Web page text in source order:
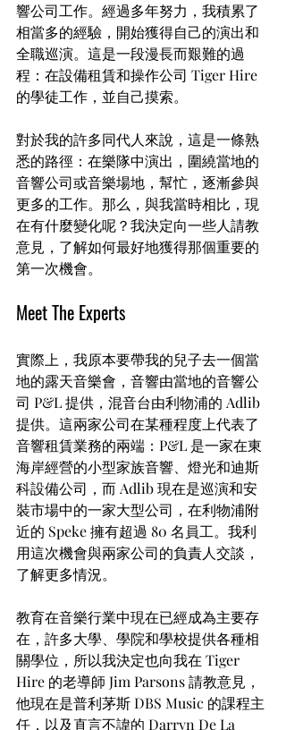
響公司工作。經過多年努力，我積累了
相當多的經驗，開始獲得自己的演出和
全職巡演。這是一段漫長而艱難的過
程：在設備租賃和操作公司 Tiger Hire
的學徒工作，並自己摸索。
對於我的許多同代人來說，這是一條熟
悉的路徑：在樂隊中演出，圍繞當地的
音響公司或音樂場地，幫忙，逐漸參與
更多的工作。那么，與我當時相比，現
在有什麼變化呢？我決定向一些人請教
意見，了解如何最好地獲得那個重要的
第一次機會。
Meet The Experts
實際上，我原本要帶我的兒子去一個當
地的露天音樂會，音響由當地的音響公
司 P&L 提供，混音台由利物浦的 Adlib
提供。這兩家公司在某種程度上代表了
音響租賃業務的兩端：P&L 是一家在東
海岸經營的小型家族音響、燈光和迪斯
科設備公司，而 Adlib 現在是巡演和安
裝市場中的一家大型公司，在利物浦附
近的 Speke 擁有超過 80 名員工。我利
用這次機會與兩家公司的負責人交談，
了解更多情況。
教育在音樂行業中現在已經成為主要存
在，許多大學、學院和學校提供各種相
關學位，所以我決定也向我在 Tiger
Hire 的老導師 Jim Parsons 請教意見，
他現在是普利茅斯 DBS Music 的課程主
任，以及直言不諱的 Darryn De La